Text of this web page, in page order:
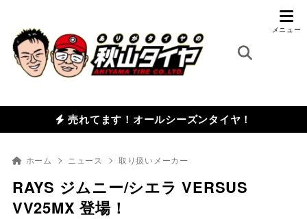
売れてます！オールシーズンタイヤ！
ホーム ニュース 取り扱いメーカー
RAYS ジムニー/シエラ VERSUS
VV25MX 登場！